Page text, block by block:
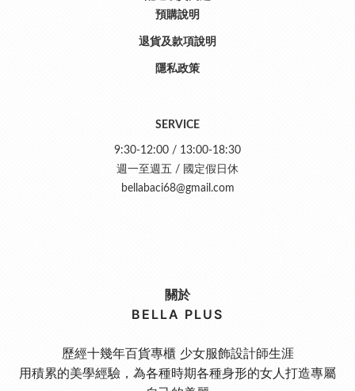
預購說明
退貨及款項說明
隱私政策
SERVICE
9:30-12:00 / 13:00-18:30
週一至週五 / 國定假日休
bellabaci68@gmail.com
關於
BELLA PLUS
歷經十幾年百貨專櫃 少女服飾設計師生涯
用積累的美學經驗，為各種時期各種身形的女人打造專屬